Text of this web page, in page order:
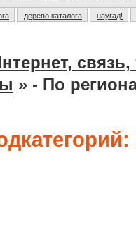
дерево каталога наугад!
» - По